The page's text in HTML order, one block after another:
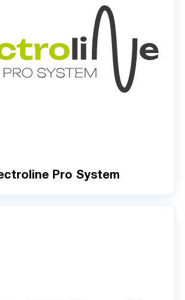
Pro System